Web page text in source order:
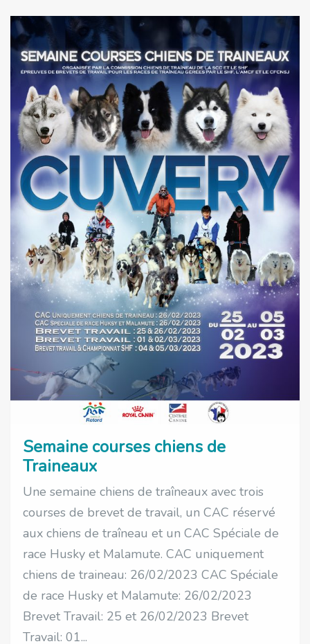
Semaine courses chiens de
Traineaux
Une semaine chiens de traîneaux avec trois
courses de brevet de travail, un CAC réservé
aux chiens de traîneau et un CAC Spéciale de
race Husky et Malamute. CAC uniquement
chiens de traineau: 26/02/2023 CAC Spéciale
de race Husky et Malamute: 26/02/2023
Brevet Travail: 25 et 26/02/2023 Brevet
Travail: 01...